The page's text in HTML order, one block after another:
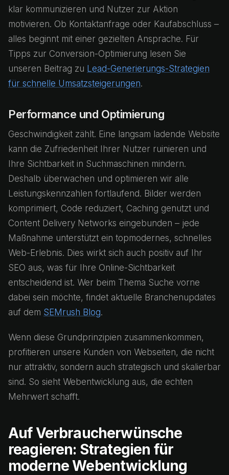
klar kommunizieren und Nutzer zur Aktion
motivieren. Ob Kontaktanfrage oder Kaufabschluss –
alles beginnt mit einer gezielten Ansprache. Für
Tipps zur Conversion-Optimierung lesen Sie
unseren Beitrag zu Lead-Generierungs-Strategien
für schnelle Umsatzsteigerungen.
Performance und Optimierung
Geschwindigkeit zählt. Eine langsam ladende Website
kann die Zufriedenheit Ihrer Nutzer ruinieren und
Ihre Sichtbarkeit in Suchmaschinen mindern.
Deshalb überwachen und optimieren wir alle
Leistungskennzahlen fortlaufend. Bilder werden
komprimiert, Code reduziert, Caching genutzt und
Content Delivery Networks eingebunden – jede
Maßnahme unterstützt ein topmodernes, schnelles
Web-Erlebnis. Dies wirkt sich auch positiv auf Ihr
SEO aus, was für Ihre Online-Sichtbarkeit
entscheidend ist. Wer beim Thema Suche vorne
dabei sein möchte, findet aktuelle Branchenupdates
auf dem SEMrush Blog.
Wenn diese Grundprinzipien zusammenkommen,
profitieren unsere Kunden von Webseiten, die nicht
nur attraktiv, sondern auch strategisch und skalierbar
sind. So sieht Webentwicklung aus, die echten
Mehrwert schafft.
Auf Verbraucherwünsche
reagieren: Strategien für
moderne Webentwicklung